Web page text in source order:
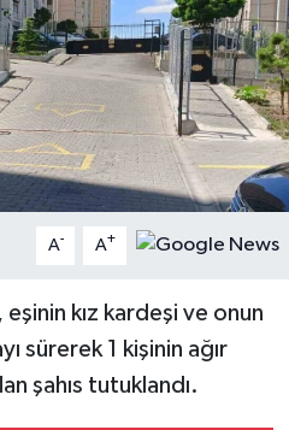
A- A+
eşinin kız kardeşi ve onun
sürerek 1 kişinin ağır
şahıs tutuklandı.